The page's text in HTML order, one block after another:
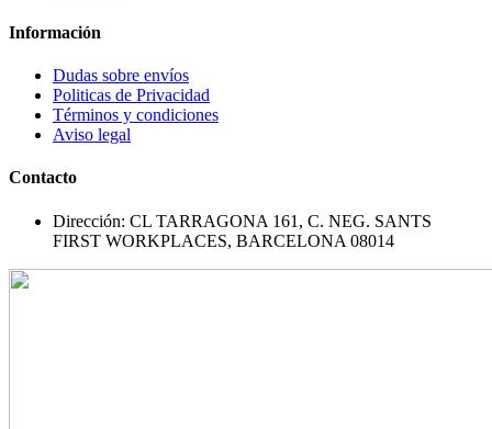
Información
Dudas sobre envíos
Politicas de Privacidad
Términos y condiciones
Aviso legal
Contacto
Dirección: CL TARRAGONA 161, C. NEG. SANTS
FIRST WORKPLACES, BARCELONA 08014